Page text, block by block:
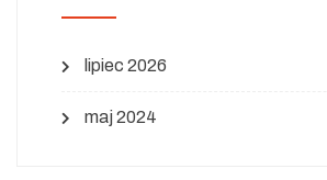
lipiec 2026
maj 2024